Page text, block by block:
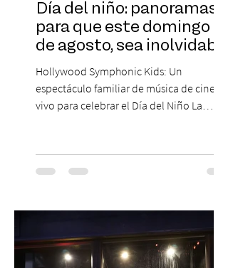
Día del niño: panoramas
para que este domingo 09
de agosto, sea inolvidable
Hollywood Symphonic Kids: Un
espectáculo familiar de música de cine en
vivo para celebrar el Día del Niño La
musical única e inolvidable con motivo del
Día del Niño. El espectáculo Hollywood
de todos los tiempos en un concierto en
sinfónica en pleno, coro y una
sorprendente puesta en escena pensada